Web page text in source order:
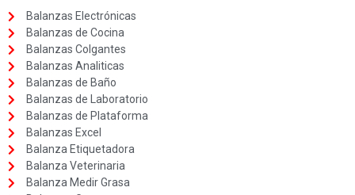
Balanzas Electrónicas
Balanzas de Cocina
Balanzas Colgantes
Balanzas Analiticas
Balanzas de Baño
Balanzas de Laboratorio
Balanzas de Plataforma
Balanzas Excel
Balanza Etiquetadora
Balanza Veterinaria
Balanza Medir Grasa